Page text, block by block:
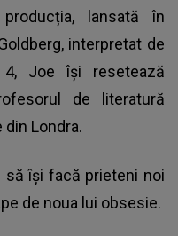
lansată în
interpretat de
Joe își resetează
de literatură
Londra.
să își facă prieteni noi
de noua lui obsesie.